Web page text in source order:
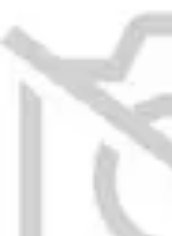
Fournitures Scolaires
Organisation
Écologiques
ÉducationBureau
Top Fournitures